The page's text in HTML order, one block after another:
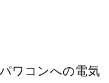
ワコンへの電気